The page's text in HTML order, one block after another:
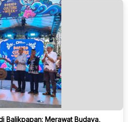
Balikpapan: Merawat Budaya,